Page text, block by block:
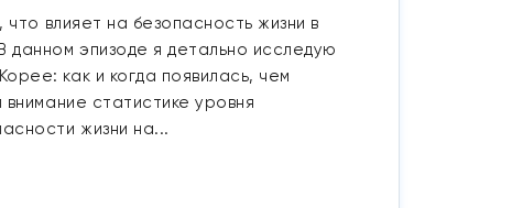
влияет на безопасность жизни в
эпизоде я детально исследую
как и когда появилась, чем
статистике уровня
жизни на...